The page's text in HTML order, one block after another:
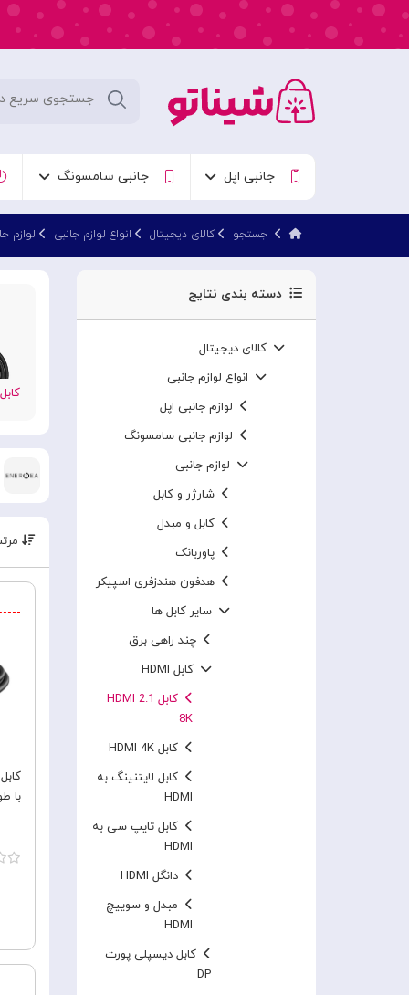
جانبی اپل جانبی سامسونگ
جستجو کالای دیجیتال انواع لوازم جانبی لوازم
دسته بندی نتایج
کالای دیجیتال
انواع لوازم جانبی
لوازم جانبی اپل
لوازم جانبی سامسونگ
لوازم جانبی
شارژر و کابل
کابل و مبدل
پاوربانک
هدفون هندزفری اسپیکر
سایر کابل ها
چند راهی برق
کابل HDMI
کابل HDMI 2.1
8K
کابل HDMI 4K
کابل لایتنینگ به
HDMI
کابل تایپ سی به
HDMI
دانگل HDMI
مبدل و سوییچ
HDMI
کابل دیسپلی پورت
DP
کابل HDMI 2.1 8K
با طول